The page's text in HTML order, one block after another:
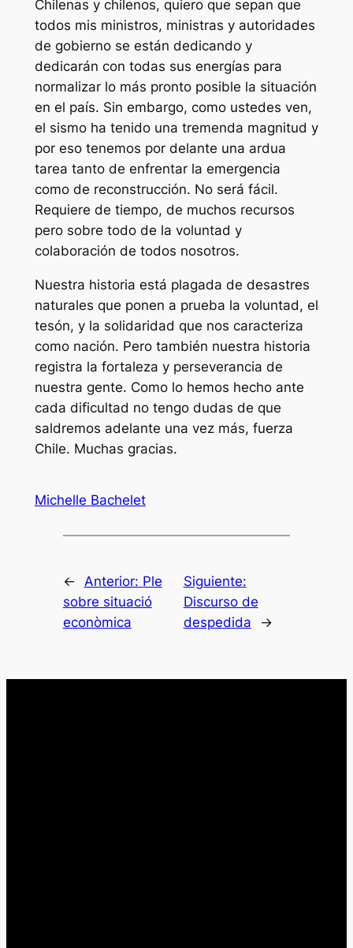
Chilenas y chilenos, quiero que sepan que
todos mis ministros, ministras y autoridades
de gobierno se están dedicando y
dedicarán con todas sus energías para
normalizar lo más pronto posible la situación
en el país. Sin embargo, como ustedes ven,
el sismo ha tenido una tremenda magnitud y
por eso tenemos por delante una ardua
tarea tanto de enfrentar la emergencia
como de reconstrucción. No será fácil.
Requiere de tiempo, de muchos recursos
pero sobre todo de la voluntad y
colaboración de todos nosotros.
Nuestra historia está plagada de desastres
naturales que ponen a prueba la voluntad, el
tesón, y la solidaridad que nos caracteriza
como nación. Pero también nuestra historia
registra la fortaleza y perseverancia de
nuestra gente. Como lo hemos hecho ante
cada dificultad no tengo dudas de que
saldremos adelante una vez más, fuerza
Chile. Muchas gracias.
Michelle Bachelet
← Anterior: Ple
sobre situació
econòmica
Siguiente:
Discurso de
despedida
→